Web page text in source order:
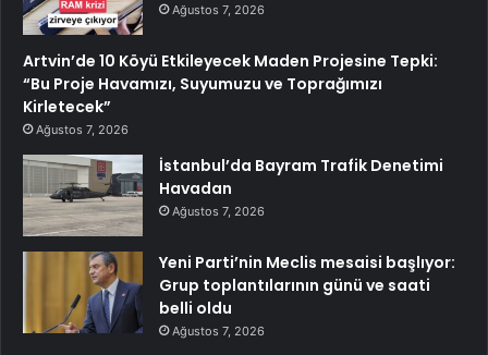
Ağustos 7, 2026
Artvin’de 10 Köyü Etkileyecek Maden Projesine Tepki:
“Bu Proje Havamızı, Suyumuzu ve Toprağımızı
Kirletecek”
Ağustos 7, 2026
İstanbul’da Bayram Trafik Denetimi
Havadan
Ağustos 7, 2026
Yeni Parti’nin Meclis mesaisi başlıyor:
Grup toplantılarının günü ve saati
belli oldu
Ağustos 7, 2026